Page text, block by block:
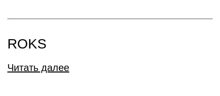
ROKS
Читать далее